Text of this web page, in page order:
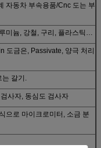
자동차 부속용품/Cnc 도는 부
미늄, 강철, 구리, 플라스틱…
도금은, Passivate, 양극 처리
는 갈기.
사자, 동심도 검사자
으로 마이크로미터, 소금 분